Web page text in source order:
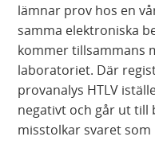
lämnar prov hos en
samma elektroniska
kommer tillsammans
laboratoriet. Där
provanalys HTLV
negativt och går ut till
misstolkar svaret som